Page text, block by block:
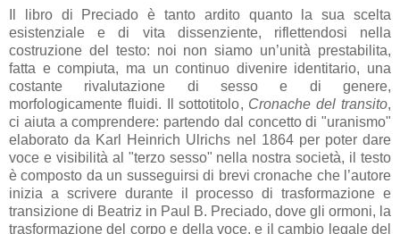
Il libro di Preciado è tanto ardito quanto la sua scelta
esistenziale e di vita dissenziente, riflettendosi nella
costruzione del testo: noi non siamo un’unità prestabilita,
fatta e compiuta, ma un continuo divenire identitario, una
costante rivalutazione di sesso e di genere,
morfologicamente fluidi. Il sottotitolo, Cronache del transito,
ci aiuta a comprendere: partendo dal concetto di "uranismo"
elaborato da Karl Heinrich Ulrichs nel 1864 per poter dare
voce e visibilità al "terzo sesso" nella nostra società, il testo
è composto da un susseguirsi di brevi cronache che l’autore
inizia a scrivere durante il processo di trasformazione e
transizione di Beatriz in Paul B. Preciado, dove gli ormoni, la
trasformazione del corpo e della voce, e il cambio legale del